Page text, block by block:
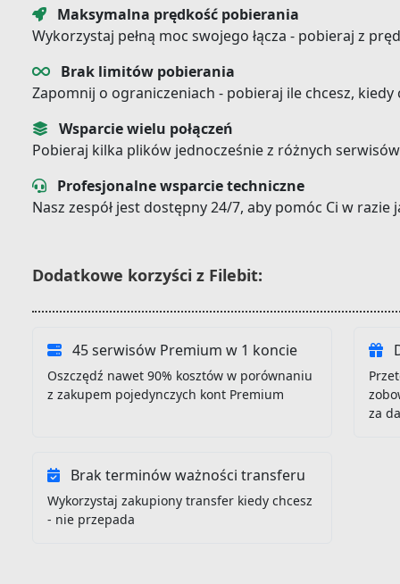
Maksymalna prędkość pobierania
Wykorzystaj pełną moc swojego łącza - pobieraj z
Brak limitów pobierania
Zapomnij o ograniczeniach - pobieraj ile chcesz,
Wsparcie wielu połączeń
Pobieraj kilka plików jednocześnie z różnych
Profesjonalne wsparcie techniczne
Nasz zespół jest dostępny 24/7, aby pomóc Ci w
Dodatkowe korzyści z Filebit:
45 serwisów Premium w 1 koncie
Oszczędź nawet 90% kosztów w porównaniu
z zakupem pojedynczych kont Premium
za
Brak terminów ważności transferu
Wykorzystaj zakupiony transfer kiedy chcesz
- nie przepada